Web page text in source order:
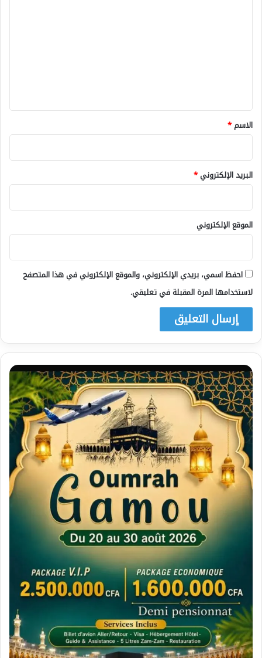
*
الاسم*
البريد الإلكتروني*
الموقع الإلكتروني
احفظ اسمي، بريدي الإلكتروني، والموقع الإلكتروني في هذا المتصفح
لاستخدامها المرة المقبلة في تعليقي.